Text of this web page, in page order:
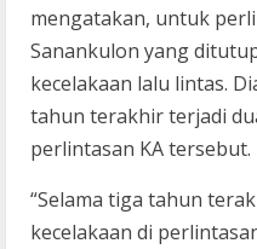
mengatakan, untuk
Sanankulon yang
kecelakaan lalu lintas.
tahun terakhir terjadi
perlintasan KA tersebut.
“Selama tiga tahun
kecelakaan di